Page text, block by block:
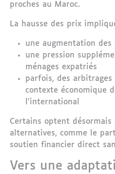
proches au Maroc.
La hausse des prix
une augmentation
une pression
ménages expatriés
parfois, des
contexte économique
l’international
Certains optent désormais
alternatives, comme le
soutien financier direct
Vers une